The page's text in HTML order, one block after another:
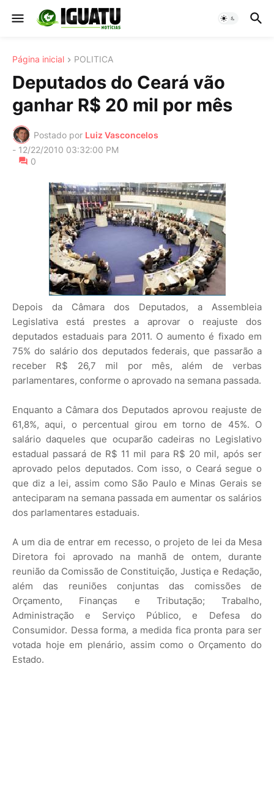
Página inicial POLITICA
Deputados do Ceará vão
ganhar R$ 20 mil por mês
Postado por Luiz Vasconcelos
- 12/22/2010 03:32:00 PM
0
Depois da Câmara dos Deputados, a Assembleia
Legislativa está prestes a aprovar o reajuste dos
deputados estaduais para 2011. O aumento é fixado em
75% do salário dos deputados federais, que passarão a
receber R$ 26,7 mil por mês, além de verbas
parlamentares, conforme o aprovado na semana passada.
Enquanto a Câmara dos Deputados aprovou reajuste de
61,8%, aqui, o percentual girou em torno de 45%. O
salário daqueles que ocuparão cadeiras no Legislativo
estadual passará de R$ 11 mil para R$ 20 mil, após ser
aprovado pelos deputados. Com isso, o Ceará segue o
que diz a lei, assim como São Paulo e Minas Gerais se
anteciparam na semana passada em aumentar os salários
dos parlamentares estaduais.
A um dia de entrar em recesso, o projeto de lei da Mesa
Diretora foi aprovado na manhã de ontem, durante
reunião da Comissão de Constituição, Justiça e Redação,
além das reuniões conjuntas das comissões de
Orçamento, Finanças e Tributação; Trabalho,
Administração e Serviço Público, e Defesa do
Consumidor. Dessa forma, a medida fica pronta para ser
votada hoje em plenário, assim como o Orçamento do
Estado.